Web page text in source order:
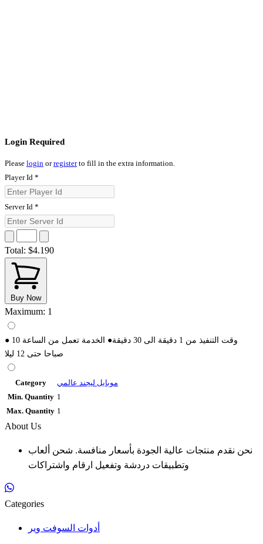
Login Required
Please login orregisterto fill in the extra information.
Player Id *
Server Id *
Total: $4.190
Buy Now
Maximum: 1
● وقت التنفيذ من 1 دقيقة الى 30 دقيقة● الخدمة تعمل من الساعة 10
صباحا حتى 12 ليلا
Category
موبايل ليجند عالمي
Min. Quantity 1
Max. Quantity 1
About Us
نحن نقدم منتجات عالية الجودة بأسعار منافسة. شحن ألعاب
وتطبيقات دردشة وتفعيل ارقام واشتراكات
Categories
أدوات السوفت وير